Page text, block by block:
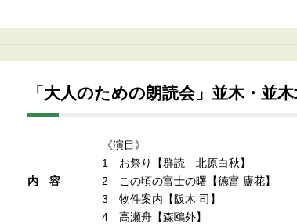
「大人のための朗読会」並木・並
内容
《演目》
1 お祭り【群読 北原白秋】
2 この頃の富士の曙【徳富 廬花】
3 物件案内【阪木 司】
4 高瀬舟【森鴎外】